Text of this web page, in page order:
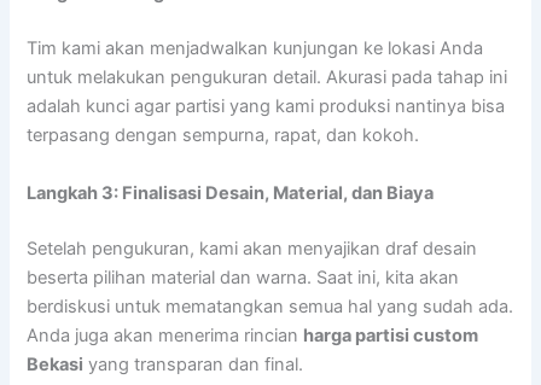
Tim kami akan menjadwalkan kunjungan ke lokasi Anda
untuk melakukan pengukuran detail. Akurasi pada tahap ini
adalah kunci agar partisi yang kami produksi nantinya bisa
terpasang dengan sempurna, rapat, dan kokoh.
Langkah 3: Finalisasi Desain, Material, dan Biaya
Setelah pengukuran, kami akan menyajikan draf desain
beserta pilihan material dan warna. Saat ini, kita akan
berdiskusi untuk mematangkan semua hal yang sudah ada.
Anda juga akan menerima rincian harga partisi custom
Bekasi yang transparan dan final.